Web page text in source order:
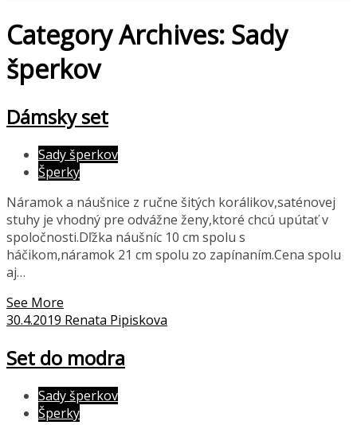
Category Archives: Sady
šperkov
Dámsky set
Sady šperkov
Šperky
Náramok a náušnice z ručne šitých korálikov,saténovej
stuhy je vhodný pre odvážne ženy,ktoré chcú upútať v
spoločnosti.Dľžka náušníc 10 cm spolu s
háčikom,náramok 21 cm spolu zo zapínaním.Cena spolu
aj…
See More
30.4.2019 Renata Pipiskova
Set do modra
Sady šperkov
Šperky